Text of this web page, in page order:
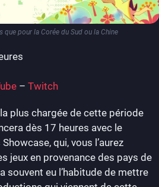
que pour la Corée du Sud ou la Chine
– Twitch
plus chargée de cette période
dès 17 heures avec le
qui, vous l’aurez
jeux en provenance des pays de
a souvent eu l’habitude de mettre